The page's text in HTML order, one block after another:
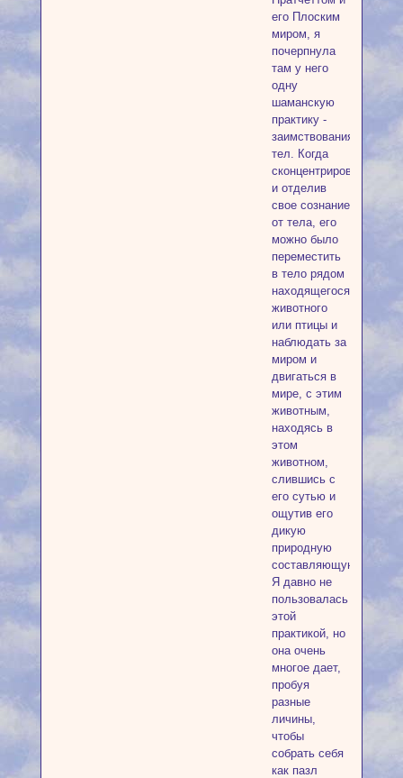
его Плоским
миром, я
почерпнула
там у него
одну
шаманскую
практику -
заимствования
тел. Когда
сконцентрировав
и отделив
свое сознание
от тела, его
можно было
переместить
в тело рядом
находящегося
животного
или птицы и
наблюдать за
миром и
двигаться в
мире, с этим
животным,
находясь в
этом
животном,
слившись с
его сутью и
ощутив его
дикую
природную
составляющую.
Я давно не
пользовалась
этой
практикой, но
она очень
многое дает,
пробуя
разные
личины,
чтобы
собрать себя
как пазл